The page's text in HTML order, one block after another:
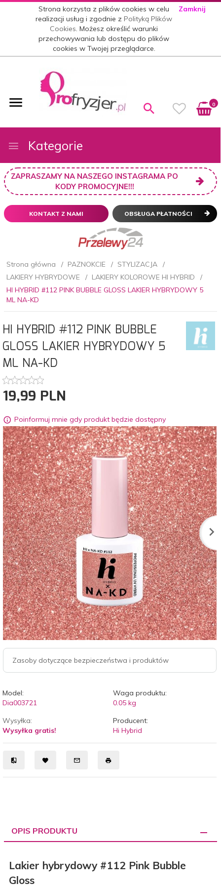
Strona korzysta z plików cookies w celu
realizacji usług i zgodnie zPolityką Plików
Cookies. Możesz określić warunki
przechowywania lub dostępu do plików
cookies w Twojej przeglądarce.
Zamknij
0
Kategorie
ZAPRASZAMY NA NASZEGO INSTAGRAMA PO
KODY PROMOCYJNE!!!
KONTAKT Z NAMI OBSŁUGA PŁATNOŚCI
Strona główna PAZNOKCIE
STYLIZACJA
LAKIERY HYBRYDOWE
LAKIERY KOLOROWE HI HYBRID
HI HYBRID #112 PINK BUBBLE GLOSS LAKIER HYBRYDOWY 5
ML NA-KD
HI HYBRID #112 PINK BUBBLE
GLOSS LAKIER HYBRYDOWY 5
ML NA-KD
19,99 PLN
Poinformuj mnie gdy produkt będzie dostępny
Zasoby dotyczące bezpieczeństwa i produktów
Model:
Dia003721
Waga produktu:
0.05 kg
Wysyłka:
Wysyłka gratis!
Producent:
Hi Hybrid
OPIS PRODUKTU
Lakier hybrydowy #112 Pink Bubble
Gloss